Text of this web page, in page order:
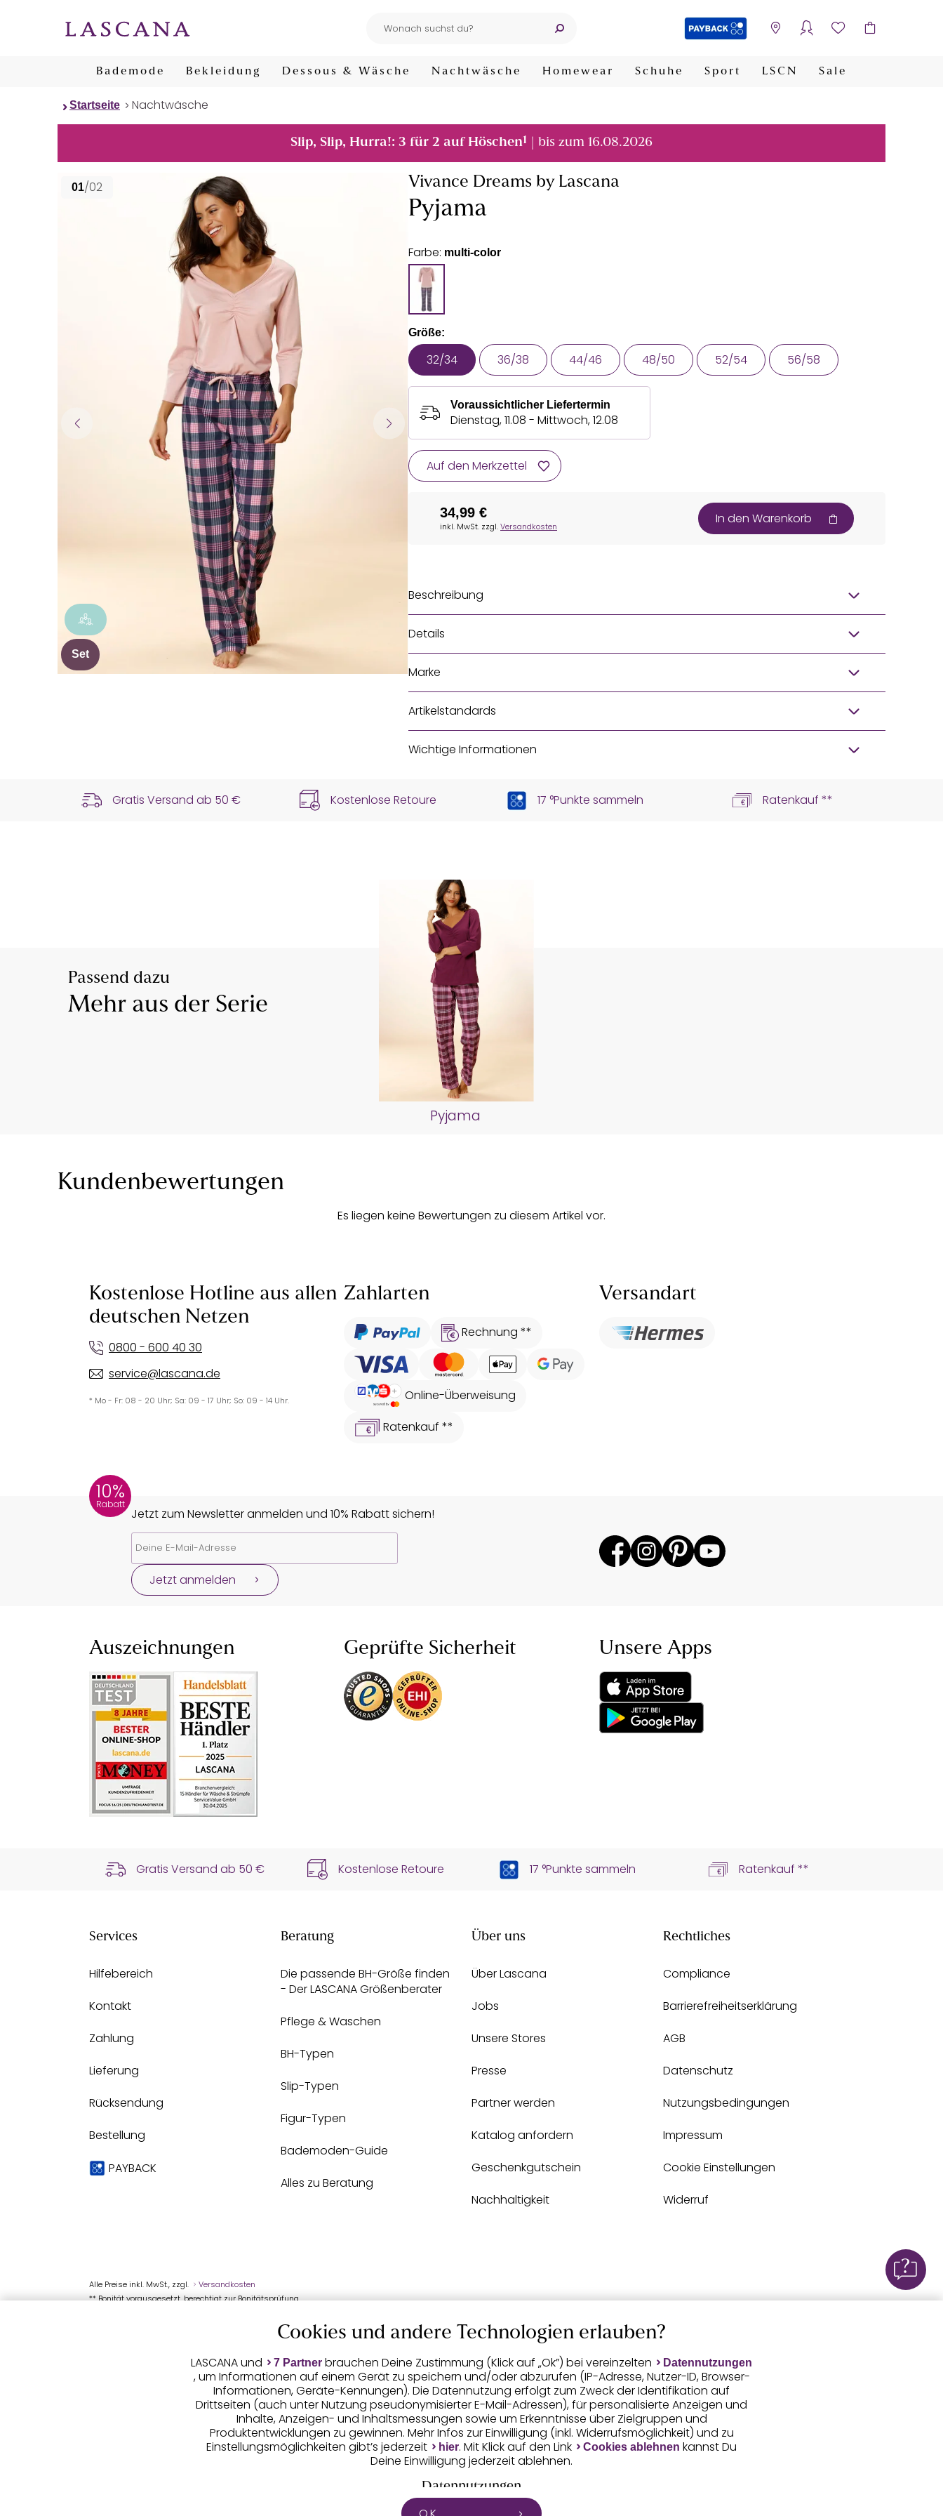
Bademode Bekleidung Dessous & Wäsche Nachtwäsche Homewear Schuhe Sport LSCN Sale
Startseite Nachtwäsche
Slip, Slip, Hurra!: 3 für 2 auf Höschen1 | bis zum 16.08.2026
01/02
Set
Vivance Dreams by Lascana
Pyjama
Farbe: multi-color
Größe:
32/34 36/38 44/46 48/50 52/54 56/58
Voraussichtlicher Liefertermin
Dienstag, 11.08 - Mittwoch, 12.08
Auf den Merkzettel
34,99 €
inkl. MwSt. zzgl.Versandkosten In den Warenkorb
Beschreibung
Details
Marke
Artikelstandards
Wichtige Informationen
Gratis Versand ab 50 € Kostenlose Retoure 17 °Punkte sammeln Ratenkauf **
Passend dazu
Mehr aus der Serie
Pyjama
Kundenbewertungen
Es liegen keine Bewertungen zu diesem Artikel vor.
Kostenlose Hotline aus allen
deutschen Netzen
0800 - 600 40 30
service@lascana.de
* Mo - Fr: 08 - 20 Uhr; Sa: 09 - 17 Uhr; So: 09 - 14 Uhr.
Zahlarten
Rechnung **
Online-Überweisung
Ratenkauf **
Versandart
10%
Rabatt
Jetzt zum Newsletter anmelden und 10% Rabatt sichern!
Jetzt anmelden
Auszeichnungen Geprüfte Sicherheit Unsere Apps
Gratis Versand ab 50 € Kostenlose Retoure 17 °Punkte sammeln Ratenkauf **
Services
Hilfebereich
Kontakt
Zahlung
Lieferung
Rücksendung
Bestellung
PAYBACK
Beratung
Die passende BH-Größe finden
- Der LASCANA Größenberater
Pflege & Waschen
BH-Typen
Slip-Typen
Figur-Typen
Bademoden-Guide
Alles zu Beratung
Über uns
Über Lascana
Jobs
Unsere Stores
Presse
Partner werden
Katalog anfordern
Geschenkgutschein
Nachhaltigkeit
Rechtliches
Compliance
Barrierefreiheitserklärung
AGB
Datenschutz
Nutzungsbedingungen
Impressum
Cookie Einstellungen
Widerruf
Alle Preise inkl. MwSt., zzgl.
Versandkosten
** Bonität vorausgesetzt, berechtigt zur Bonitätsprüfung
Cookies und andere Technologien erlauben?
LASCANA und 7 Partner brauchen Deine Zustimmung (Klick auf „Ok”) bei vereinzelten Datennutzungen
, um Informationen auf einem Gerät zu speichern und/oder abzurufen (IP-Adresse, Nutzer-ID, Browser-
Informationen, Geräte-Kennungen). Die Datennutzung erfolgt zum Zweck der Identifikation auf
Drittseiten (auch unter Nutzung pseudonymisierter E-Mail-Adressen), für personalisierte Anzeigen und
Inhalte, Anzeigen- und Inhaltsmessungen sowie um Erkenntnisse über Zielgruppen und
Produktentwicklungen zu gewinnen. Mehr Infos zur Einwilligung (inkl. Widerrufsmöglichkeit) und zu
Einstellungsmöglichkeiten gibt’s jederzeit
hier. Mit Klick auf den Link Cookies ablehnen kannst Du
Deine Einwilligung jederzeit ablehnen.
Datennutzungen